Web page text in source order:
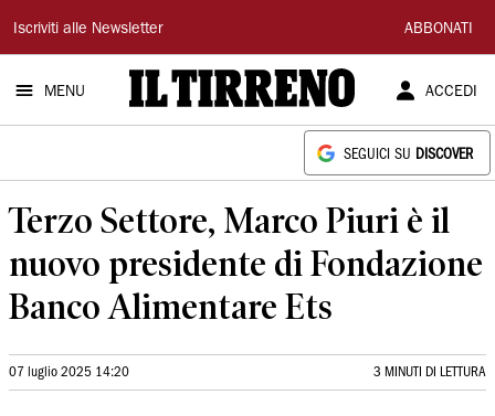
Il
Tirreno
Iscriviti alle Newsletter ABBONATI
MENU ACCEDI
SEGUICI SU DISCOVER
Terzo Settore, Marco Piuri è il
nuovo presidente di Fondazione
Banco Alimentare Ets
07 luglio 2025 14:20 3 MINUTI DI LETTURA